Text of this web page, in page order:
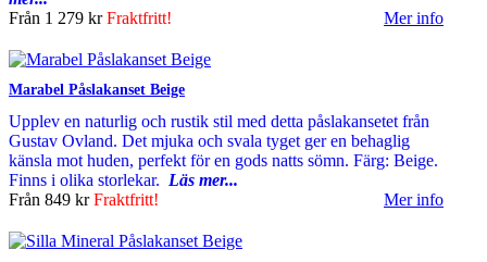
Från 1 279 krFraktfritt! Mer info
Marabel Påslakanset Beige
Upplev en naturlig och rustik stil med detta påslakansetet från
Gustav Ovland. Det mjuka och svala tyget ger en behaglig
känsla mot huden, perfekt för en gods natts sömn. Färg: Beige.
Finns i olika storlekar. Läs mer...
Från 849 krFraktfritt! Mer info